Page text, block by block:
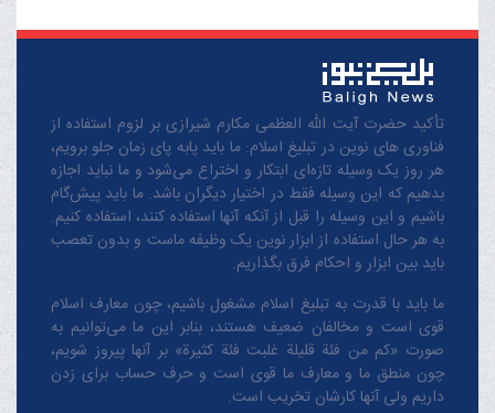
تأکید حضرت آیت الله العظمی مکارم شیرازی بر لزوم استفاده از
فناوری های نوین در تبلیغ اسلام: ما باید پابه پای زمان جلو برویم،
هر روز یک وسیله تازه‌ای ابتکار و اختراع می‌شود و ما نباید اجازه
بدهیم که این وسیله فقط در اختیار دیگران باشد. ما باید پیش‌گام
باشیم و این وسیله را قبل از آنکه آنها استفاده کنند، استفاده کنیم.
به هر حال استفاده از ابزار نوین یک وظیفه ماست و بدون تعصب
باید بین ابزار و احکام فرق بگذاریم.
ما باید با قدرت به تبلیغ اسلام مشغول باشیم، چون معارف اسلام
قوی است و مخالفان ضعیف هستند، بنابر این ما می‌توانیم به
صورت «کم من فئة قلیلة غلبت فئة کثیرة» بر آنها پیروز شویم،
چون منطق‌ ما و معارف ‌ما قوی است و حرف حساب برای زدن
داریم ولی آنها کارشان تخریب است.